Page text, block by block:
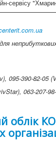
сервісу
для неприбуткових
095-390-82-05
063-207-
облік